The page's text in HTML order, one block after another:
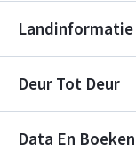
Landinformatie
Deur Tot Deur
Data En Boeken